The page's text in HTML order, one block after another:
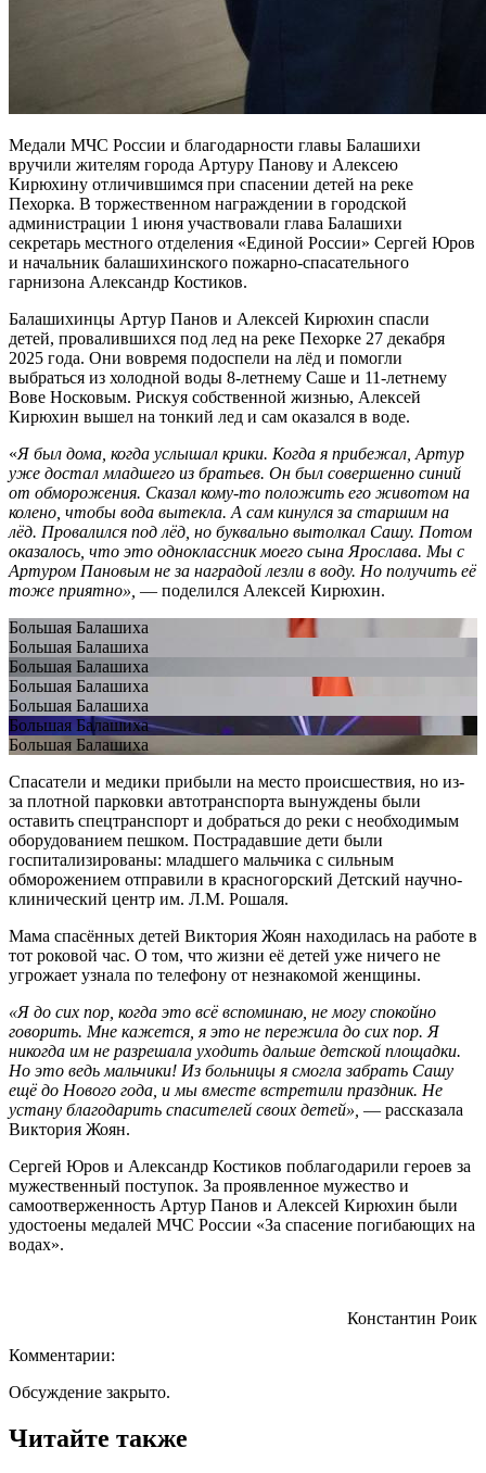
Медали МЧС России и благодарности главы Балашихи
вручили жителям города Артуру Панову и Алексею
Кирюхину отличившимся при спасении детей на реке
Пехорка. В торжественном награждении в городской
администрации 1 июня участвовали глава Балашихи
секретарь местного отделения «Единой России» Сергей Юров
и начальник балашихинского пожарно-спасательного
гарнизона Александр Костиков.
Балашихинцы Артур Панов и Алексей Кирюхин спасли
детей, провалившихся под лед на реке Пехорке 27 декабря
2025 года. Они вовремя подоспели на лёд и помогли
выбраться из холодной воды 8-летнему Саше и 11-летнему
Вове Носковым. Рискуя собственной жизнью, Алексей
Кирюхин вышел на тонкий лед и сам оказался в воде.
«Я был дома, когда услышал крики. Когда я прибежал, Артур
уже достал младшего из братьев. Он был совершенно синий
от обморожения. Сказал кому-то положить его животом на
колено, чтобы вода вытекла. А сам кинулся за старшим на
лёд. Провалился под лёд, но буквально вытолкал Сашу. Потом
оказалось, что это одноклассник моего сына Ярослава. Мы с
Артуром Пановым не за наградой лезли в воду. Но получить её
тоже приятно», — поделился Алексей Кирюхин.
Большая Балашиха
Большая Балашиха
Большая Балашиха
Большая Балашиха
Большая Балашиха
Большая Балашиха
Большая Балашиха
Спасатели и медики прибыли на место происшествия, но из-
за плотной парковки автотранспорта вынуждены были
оставить спецтранспорт и добраться до реки с необходимым
оборудованием пешком. Пострадавшие дети были
госпитализированы: младшего мальчика с сильным
обморожением отправили в красногорский Детский научно-
клинический центр им. Л.М. Рошаля.
Мама спасённых детей Виктория Жоян находилась на работе в
тот роковой час. О том, что жизни её детей уже ничего не
угрожает узнала по телефону от незнакомой женщины.
«Я до сих пор, когда это всё вспоминаю, не могу спокойно
говорить. Мне кажется, я это не пережила до сих пор. Я
никогда им не разрешала уходить дальше детской площадки.
Но это ведь мальчики! Из больницы я смогла забрать Сашу
ещё до Нового года, и мы вместе встретили праздник. Не
устану благодарить спасителей своих детей», — рассказала
Виктория Жоян.
Сергей Юров и Александр Костиков поблагодарили героев за
мужественный поступок. За проявленное мужество и
самоотверженность Артур Панов и Алексей Кирюхин были
удостоены медалей МЧС России «За спасение погибающих на
водах».
Константин Роик
Комментарии:
Обсуждение закрыто.
Читайте также